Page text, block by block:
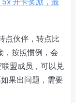
点伙伴，转点比
，按照惯例，会
盟成员，可以兑
果出问题，需要